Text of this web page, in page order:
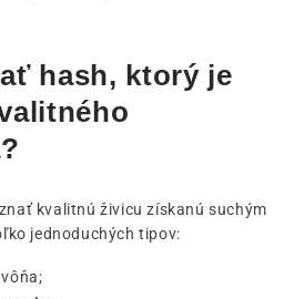
hash, ktorý je
kvalitnú živicu získanú suchým
jednoduchých tipov: